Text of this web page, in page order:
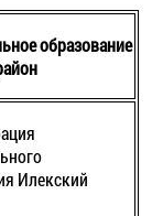
образование
Илекский